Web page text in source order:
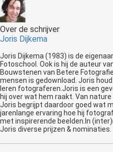
Over de schrijver
Joris Dijkema
Joris Dijkema (1983) is de
Fotoschool. Ook is hij de auteur
Bouwstenen van Betere
mensen is gedownload. Joris
leren fotograferen.Joris is een
hij over wat hem raakt. Van
Joris begrijpt daardoor goed wat
jarenlange ervaring hoe hij
met inspirerende beelden.In
Joris diverse prijzen & nominaties.